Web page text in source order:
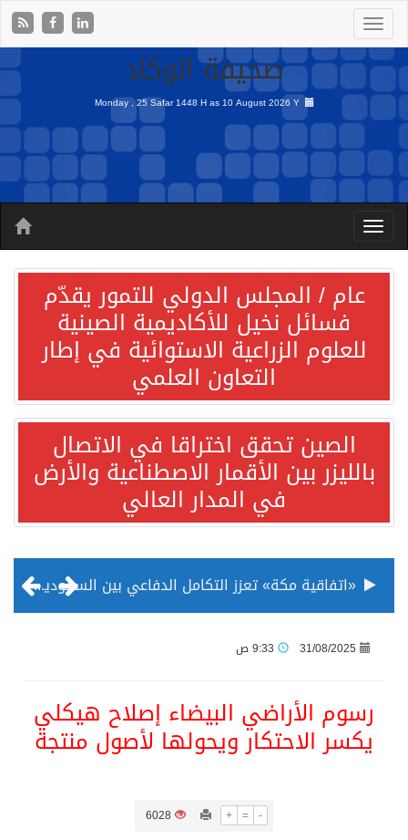
صحيفة الوكاد
Monday , 25 Safar 1448 H as10 August 2026 Y
عام / المجلس الدولي للتمور يقدّم
فسائل نخيل للأكاديمية الصينية
للعلوم الزراعية الاستوائية في إطار
التعاون العلمي
الصين تحقق اختراقا في الاتصال
بالليزر بين الأقمار الاصطناعية والأرض
في المدار العالي
«اتفاقية مكة» تعزز التكامل الدفاعي بين السعودية وتركيا وباكستان
إدراج قرية سيدي بوسعيد التونسية رسميا ضمن قائمة التراث العالمي
31/08/2025
رسوم الأراضي البيضاء إصلاح هيكلي
يكسر الاحتكار ويحولها لأصول منتجة
+ = -
6028